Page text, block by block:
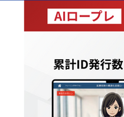
うべき事項」を先回りして提示
ユーザー層に寄り添い、主に以
ポートします。 ＜社員＞自律的
リア開発の伴走者」 期限が迫っ
チェック等）を自動でチャット
Campus」との自動連携により
レスに遷移でき、タスク対応か
＜上司＞現場の負担軽減を支え
らの評価申請や研修の承認依頼
ログイン時にチャット上で自動